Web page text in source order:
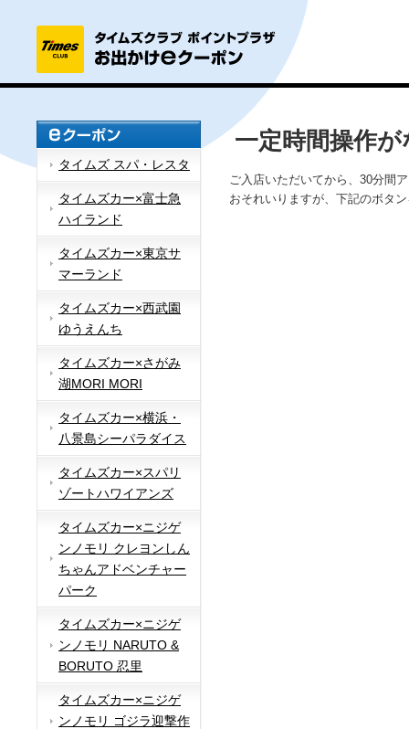
タイムズ スパ・レスタ
タイムズカー×富士急
ハイランド
タイムズカー×東京サ
マーランド
タイムズカー×西武園
ゆうえんち
タイムズカー×さがみ
湖MORI MORI
タイムズカー×横浜・
八景島シーパラダイス
タイムズカー×スパリ
ゾートハワイアンズ
タイムズカー×ニジゲ
ンノモリ クレヨンしん
ちゃんアドベンチャー
パーク
タイムズカー×ニジゲ
ンノモリ NARUTO &
BORUTO 忍里
タイムズカー×ニジゲ
ンノモリ ゴジラ迎撃作
一定時間操作
ご入店いただいてから、30分間
おそれいりますが、下記のボタ